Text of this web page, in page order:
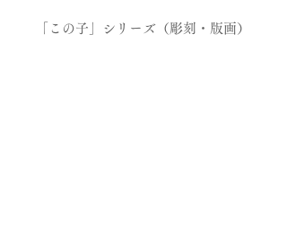
「この子」シリーズ（彫刻・版画）